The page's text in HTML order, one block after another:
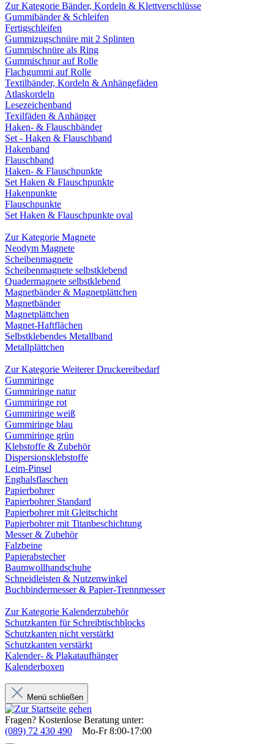
Zur Kategorie Bänder, Kordeln & Klettverschlüsse
Gummibänder & Schleifen
Fertigschleifen
Gummizugschnüre mit 2 Splinten
Gummischnüre als Ring
Gummischnur auf Rolle
Flachgummi auf Rolle
Textilbänder, Kordeln & Anhängefäden
Atlaskordeln
Lesezeichenband
Texilfäden & Anhänger
Haken- & Flauschbänder
Set - Haken & Flauschband
Hakenband
Flauschband
Haken- & Flauschpunkte
Set Haken & Flauschpunkte
Hakenpunkte
Flauschpunkte
Set Haken & Flauschpunkte oval
Zur Kategorie Magnete
Neodym Magnete
Scheibenmagnete
Scheibenmagnete selbstklebend
Quadermagnete selbstklebend
Magnetbänder & Magnetplättchen
Magnetbänder
Magnetplättchen
Magnet-Haftflächen
Selbstklebendes Metallband
Metallplättchen
Zur Kategorie Weiterer Druckereibedarf
Gummiringe
Gummiringe natur
Gummiringe rot
Gummiringe weiß
Gummiringe blau
Gummiringe grün
Klebstoffe & Zubehör
Dispersionsklebstoffe
Leim-Pinsel
Enghalsflaschen
Papierbohrer
Papierbohrer Standard
Papierbohrer mit Gleitschicht
Papierbohrer mit Titanbeschichtung
Messer & Zubehör
Falzbeine
Papierabstecher
Baumwollhandschuhe
Schneidleisten & Nutzenwinkel
Buchbindermesser & Papier-Trennmesser
Zur Kategorie Kalenderzubehör
Schutzkanten für Schreibtischblocks
Schutzkanten nicht verstärkt
Schutzkanten verstärkt
Kalender- & Plakataufhänger
Kalenderboxen
Menü schließen
Fragen? Kostenlose Beratung unter:
(089) 72 430 490
Mo-Fr 8:00-17:00